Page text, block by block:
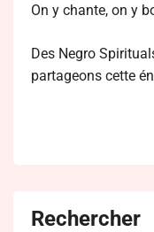
On y chante, on y
Des Negro
partageons cette
Rechercher